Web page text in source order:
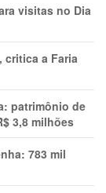
visitas no Dia
critica a Faria
patrimônio de
3,8 milhões
783 mil